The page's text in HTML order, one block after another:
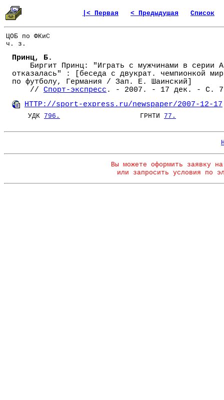
|< Первая < Предыдущая Список
ЦОБ по ФКиС
ч. з.
Принц, Б.
Биргит Принц: "Играть с мужчинами в серии А
отказалась" : [беседа с двукрат. чемпионкой
по футболу, Германия / Зап. Е. Шаинский]
// Спорт-экспресс . - 2007. - 17 дек. - С.
HTTP://sport-express.ru/newspaper/2007-12-17
УДК 796. ГРНТИ 77.
Вы можете оформить заявку
или запросить условия по